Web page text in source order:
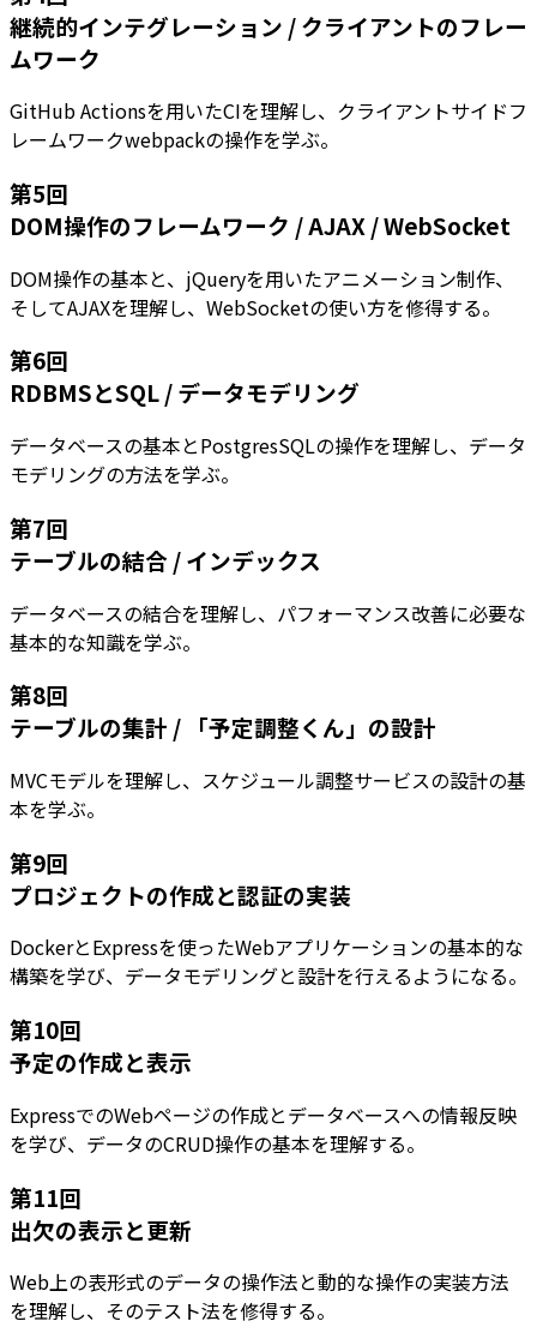
継続的インテグレーション / クライアントのフレー
ムワーク
GitHub Actionsを用いたCIを理解し、クライアントサイドフ
レームワークwebpackの操作を学ぶ。
第5回
DOM操作のフレームワーク / AJAX / WebSocket
DOM操作の基本と、jQueryを用いたアニメーション制作、
そしてAJAXを理解し、WebSocketの使い方を修得する。
第6回
RDBMSとSQL / データモデリング
データベースの基本とPostgresSQLの操作を理解し、データ
モデリングの方法を学ぶ。
第7回
テーブルの結合 / インデックス
データベースの結合を理解し、パフォーマンス改善に必要な
基本的な知識を学ぶ。
第8回
テーブルの集計 / 「予定調整くん」の設計
MVCモデルを理解し、スケジュール調整サービスの設計の基
本を学ぶ。
第9回
プロジェクトの作成と認証の実装
DockerとExpressを使ったWebアプリケーションの基本的な
構築を学び、データモデリングと設計を行えるようになる。
第10回
予定の作成と表示
ExpressでのWebページの作成とデータベースへの情報反映
を学び、データのCRUD操作の基本を理解する。
第11回
出欠の表示と更新
Web上の表形式のデータの操作法と動的な操作の実装方法
を理解し、そのテスト法を修得する。